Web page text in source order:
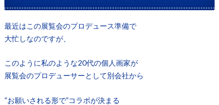
最近はこの展覧会のプロデュース準備で
大忙しなのですが、
このように私のような20代の個人画家が
展覧会のプロデューサーとして別会社から
“お願いされる形で”コラボが決まる